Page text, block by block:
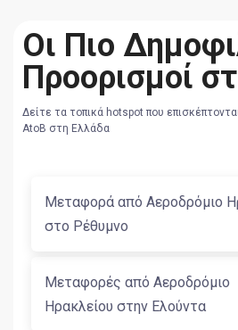
Οι Πιο
Προορισμοί
Δείτε τα τοπικά hotspot που
AtoB στη Ελλάδα
Μεταφορά από Αεροδρόμιο
στο Ρέθυμνο
Μεταφορές από Αεροδρόμιο
Ηρακλείου στην Ελούντα